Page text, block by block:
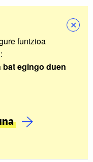
funtzioa
bat egingo duen
✕